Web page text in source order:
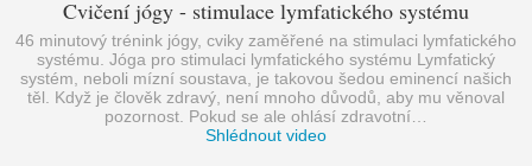
Cvičení jógy - stimulace lymfatického systému
46 minutový trénink jógy, cviky zaměřené na stimulaci lymfatického
systému. Jóga pro stimulaci lymfatického systému Lymfatický
systém, neboli mízní soustava, je takovou šedou eminencí našich
těl. Když je člověk zdravý, není mnoho důvodů, aby mu věnoval
pozornost. Pokud se ale ohlásí zdravotní…
Shlédnout video